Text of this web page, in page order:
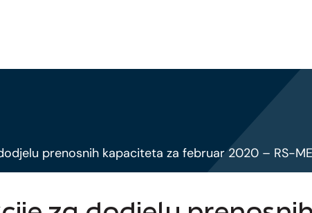
prenosnih kapaciteta za februar 2020 – RS-ME